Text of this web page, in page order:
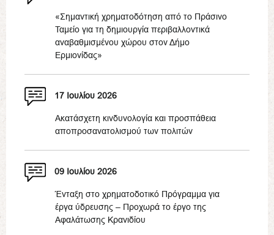
«Σημαντική χρηματοδότηση από το Πράσινο
Ταμείο για τη δημιουργία περιβαλλοντικά
αναβαθμισμένου χώρου στον Δήμο
Ερμιονίδας»
17 Ιουλίου 2026
Ακατάσχετη κινδυνολογία και προσπάθεια
αποπροσανατολισμού των πολιτών
09 Ιουλίου 2026
Ένταξη στο χρηματοδοτικό Πρόγραμμα για
έργα ύδρευσης – Προχωρά το έργο της
Αφαλάτωσης Κρανιδίου